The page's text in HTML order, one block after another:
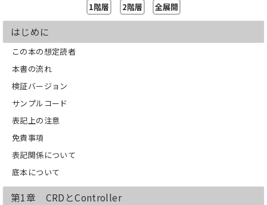
tools
第5章 KubebuilderでSample
第6章 OperatorSDKでSample
1階層 2階層 全展開
はじめに
この本の想定読者
本書の流れ
検証バージョン
サンプルコード
表記上の注意
免責事項
表記関係について
底本について
第1章 CRDとController